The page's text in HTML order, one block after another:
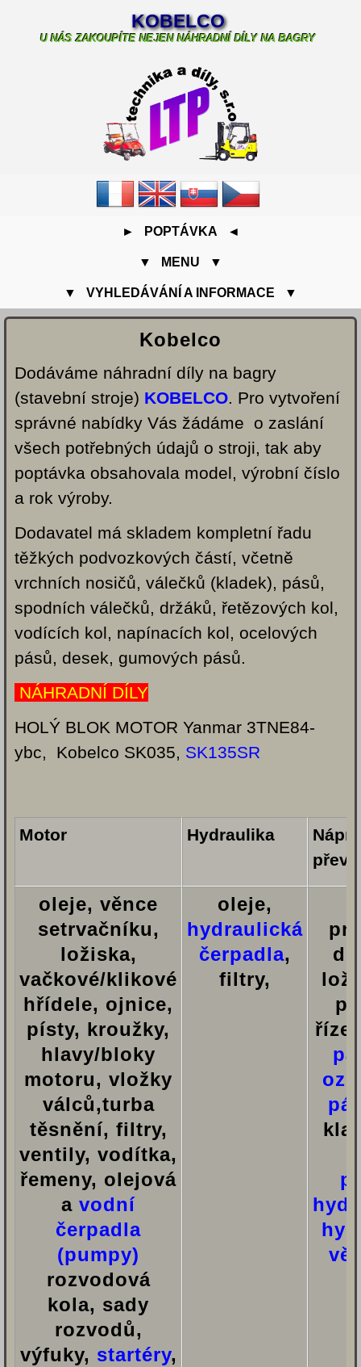
KOBELCO
U NÁS ZAKOUPÍTE NEJEN NÁHRADNÍ DÍLY NA BAGRY
► POPTÁVKA ◄
▼ MENU ▼
▼ VYHLEDÁVÁNÍ A INFORMACE ▼
Kobelco
Dodáváme náhradní díly na bagry
(stavební stroje) KOBELCO. Pro vytvoření
správné nabídky Vás žádáme o zaslání
všech potřebných údajů o stroji, tak aby
poptávka obsahovala model, výrobní číslo
a rok výroby.
Dodavatel má skladem kompletní řadu
těžkých podvozkových částí, včetně
vrchních nosičů, válečků (kladek), pásů,
spodních válečků, držáků, řetězových kol,
vodících kol, napínacích kol, ocelových
pásů, desek, gumových pásů.
NÁHRADNÍ DÍLY
HOLÝ BLOK MOTOR Yanmar 3TNE84-
ybc, Kobelco SK035, SK135SR
Motor Hydraulika
oleje, věnce
setrvačníku,
ložiska,
vačkové/klikové
hřídele, ojnice,
písty, kroužky,
hlavy/bloky
motoru, vložky
válců,turba
těsnění, filtry,
ventily, vodítka,
řemeny, olejová
a vodní
čerpadla
(pumpy)
rozvodová
kola, sady
rozvodů,
výfuky, startéry,
oleje,
hydraulická
čerpadla,
filtry,